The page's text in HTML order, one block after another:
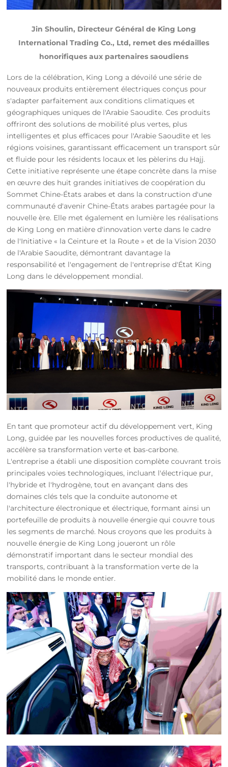
Jin Shoulin, Directeur Général de King Long
International Trading Co., Ltd, remet des médailles
honorifiques aux partenaires saoudiens
Lors de la célébration, King Long a dévoilé une série de
nouveaux produits entièrement électriques conçus pour
s'adapter parfaitement aux conditions climatiques et
géographiques uniques de l'Arabie Saoudite. Ces produits
offriront des solutions de mobilité plus vertes, plus
intelligentes et plus efficaces pour l'Arabie Saoudite et les
régions voisines, garantissant efficacement un transport sûr
et fluide pour les résidents locaux et les pèlerins du Hajj.
Cette initiative représente une étape concrète dans la mise
en œuvre des huit grandes initiatives de coopération du
Sommet Chine-États arabes et dans la construction d'une
communauté d'avenir Chine-États arabes partagée pour la
nouvelle ère. Elle met également en lumière les réalisations
de King Long en matière d'innovation verte dans le cadre
de l'Initiative « la Ceinture et la Route » et de la Vision 2030
de l'Arabie Saoudite, démontrant davantage la
responsabilité et l'engagement de l'entreprise d'État King
Long dans le développement mondial.
En tant que promoteur actif du développement vert, King
Long, guidée par les nouvelles forces productives de qualité,
accélère sa transformation verte et bas-carbone.
L'entreprise a établi une disposition complète couvrant trois
principales voies technologiques, incluant l'électrique pur,
l'hybride et l'hydrogène, tout en avançant dans des
domaines clés tels que la conduite autonome et
l'architecture électronique et électrique, formant ainsi un
portefeuille de produits à nouvelle énergie qui couvre tous
les segments de marché. Nous croyons que les produits à
nouvelle énergie de King Long joueront un rôle
démonstratif important dans le secteur mondial des
transports, contribuant à la transformation verte de la
mobilité dans le monde entier.